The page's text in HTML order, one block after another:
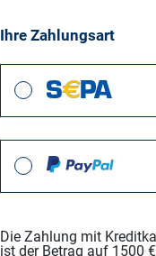
Ihre Zahlungsart
Die Zahlung mit
ist der Betrag auf 1500